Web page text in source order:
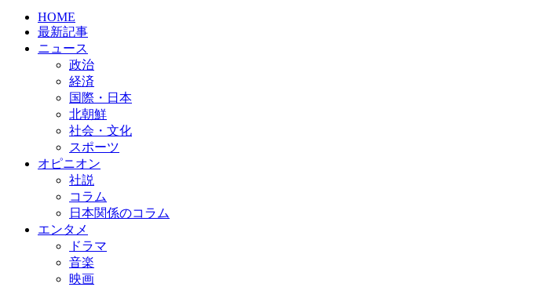
HOME
最新記事
ニュース
政治
経済
国際・日本
北朝鮮
社会・文化
スポーツ
オピニオン
社説
コラム
日本関係のコラム
エンタメ
ドラマ
音楽
映画